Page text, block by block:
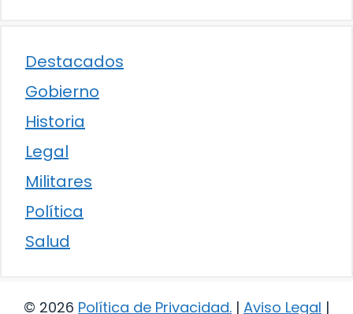
Destacados
Gobierno
Historia
Legal
Militares
Política
Salud
© 2026 Política de Privacidad. | Aviso Legal |